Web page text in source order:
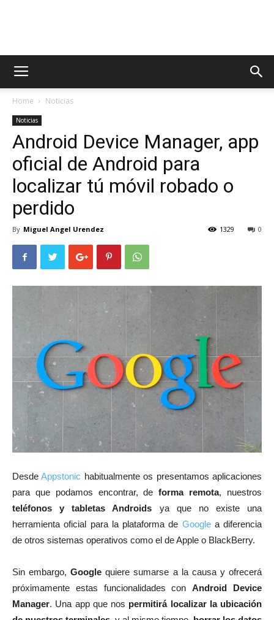
AppsTonic
Home Noticias
Noticias
Android Device Manager, app
oficial de Android para
localizar tú móvil robado o
perdido
By Miguel Angel Urendez 0
1329
DesdeAppstonic habitualmente os presentamos aplicaciones
para que podamos encontrar, deforma remota, nuestros
teléfonos y tabletas Androids ya que no existe una
herramienta oficial para la plataforma de Google a diferencia
de otros sistemas operativos como el de Apple o BlackBerry.
Sin embargo,Google quiere sumarse a la causa y ofrecerá
próximamente estas funcionalidades conAndroid Device
Manager. Una app que nos permitirá localizar la ubicación